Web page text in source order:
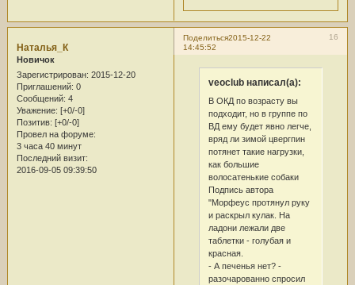
Поделиться 16
2015-12-22
14:45:52
Наталья_К
Новичок
Зарегистрирован: 2015-12-20
Приглашений: 0
Сообщений: 4
Уважение: [+0/-0]
Позитив: [+0/-0]
Провел на форуме:
3 часа 40 минут
Последний визит:
2016-09-05 09:39:50
veoclub написал(а):
В ОКД по возрасту вы
подходит, но в группе по
ВД ему будет явно легче,
вряд ли зимой цвергпин
потянет такие нагрузки,
как большие
волосатенькие собаки
Подпись автора
"Морфеус протянул руку
и раскрыл кулак. На
ладони лежали две
таблетки - голубая и
красная.
- А печенья нет? -
разочарованно спросил